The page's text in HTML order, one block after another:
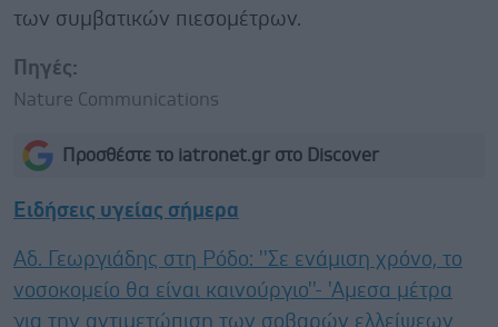
των συμβατικών πιεσομέτρων.
Πηγές:
Nature Communications
Προσθέστε το iatronet.gr στο Discover
Ειδήσεις υγείας σήμερα
Αδ. Γεωργιάδης στη Ρόδο: ''Σε ενάμιση χρόνο, το
νοσοκομείο θα είναι καινούργιο''- 'Αμεσα μέτρα
για την αντιμετώπιση των σοβαρών ελλείψεων